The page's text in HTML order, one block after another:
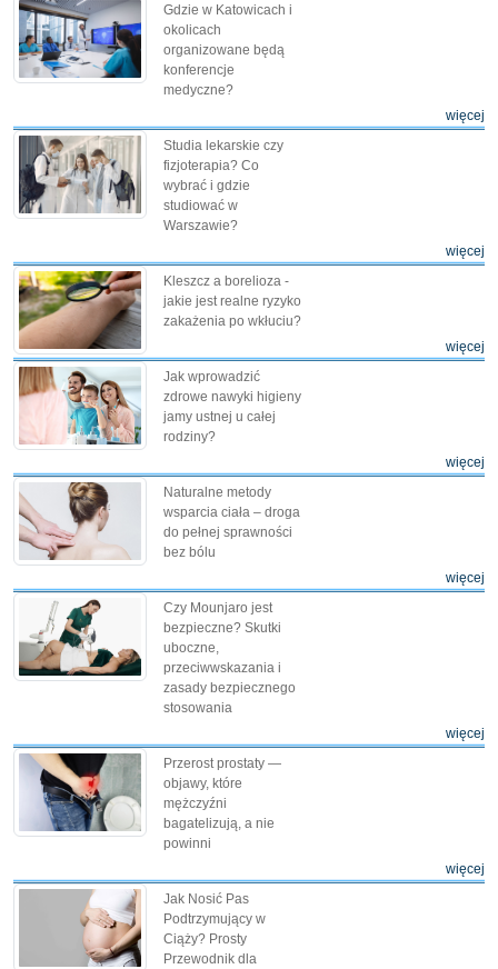
Gdzie w Katowicach i
okolicach
organizowane będą
konferencje
medyczne?
więcej
Studia lekarskie czy
fizjoterapia? Co
wybrać i gdzie
studiować w
Warszawie?
więcej
Kleszcz a borelioza -
jakie jest realne ryzyko
zakażenia po wkłuciu?
więcej
Jak wprowadzić
zdrowe nawyki higieny
jamy ustnej u całej
rodziny?
więcej
Naturalne metody
wsparcia ciała – droga
do pełnej sprawności
bez bólu
więcej
Czy Mounjaro jest
bezpieczne? Skutki
uboczne,
przeciwwskazania i
zasady bezpiecznego
stosowania
więcej
Przerost prostaty —
objawy, które
mężczyźni
bagatelizują, a nie
powinni
więcej
Jak Nosić Pas
Podtrzymujący w
Ciąży? Prosty
Przewodnik dla